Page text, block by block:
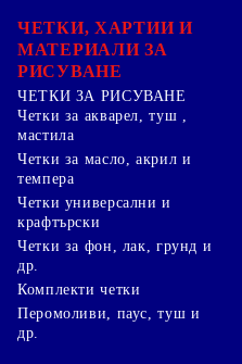
ЧЕТКИ, ХАРТИИ И
МАТЕРИАЛИ ЗА
РИСУВАНЕ
ЧЕТКИ ЗА РИСУВАНЕ
Четки за акварел, туш ,
мастила
Четки за масло, акрил и
темпера
Четки универсални и
крафтърски
Четки за фон, лак, грунд и
др.
Комплекти четки
Перомоливи, паус, туш и
др.